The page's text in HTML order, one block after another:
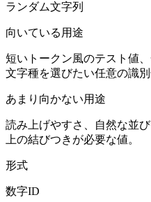
ランダム文字列
向いている用途
短いトークン風のテスト値
文字種を選びたい任意の識別
あまり向かない用途
読み上げやすさ、自然な並
上の結びつきが必要な値。
形式
数字ID